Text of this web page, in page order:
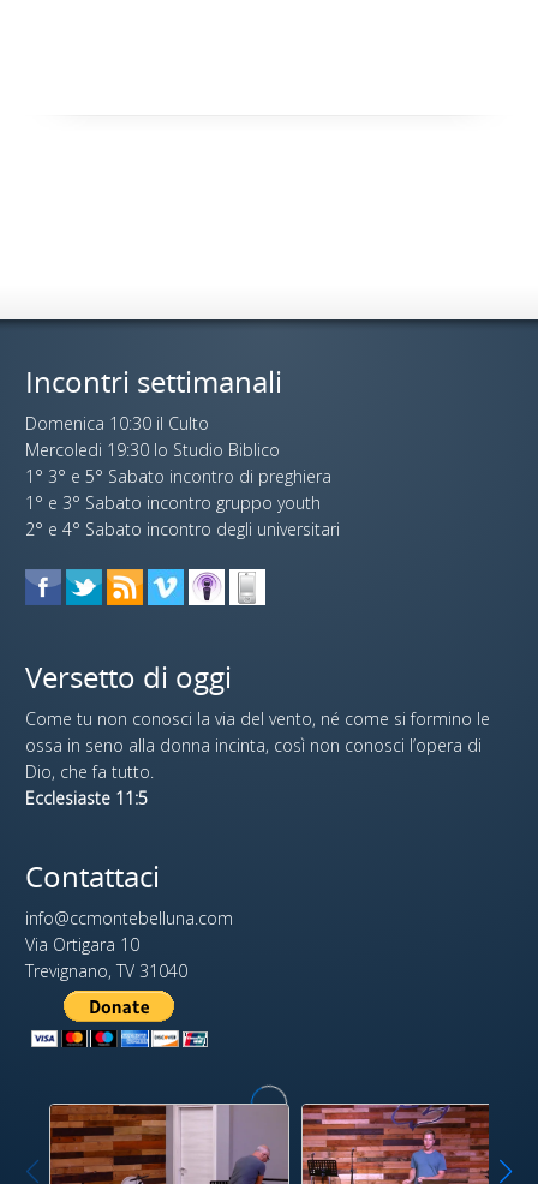
Incontri settimanali
Domenica 10:30 il Culto
Mercoledi 19:30 lo Studio Biblico
1° 3° e 5° Sabato incontro di preghiera
1° e 3° Sabato incontro gruppo youth
2° e 4° Sabato incontro degli universitari
Versetto di oggi
Come tu non conosci la via del vento, né come si formino le
ossa in seno alla donna incinta, così non conosci l’opera di
Dio, che fa tutto.
Ecclesiaste 11:5
Contattaci
info@ccmontebelluna.com
Via Ortigara 10
Trevignano, TV 31040